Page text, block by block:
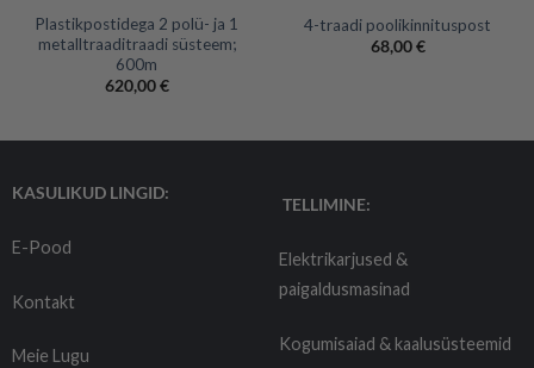
Plastikpostidega 2 polü- ja 1
metalltraaditraadi süsteem;
600m
620,00€
4-traadi poolikinnituspost
68,00€
KASULIKUD LINGID:
E-Pood
Kontakt
Meie Lugu
TELLIMINE:
Elektrikarjused &
paigaldusmasinad
Kogumisaiad & kaalusüsteemid